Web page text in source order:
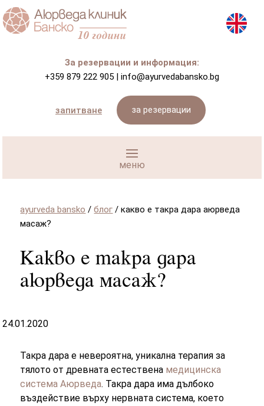
За резервации и информация:
+359 879 222 905 | info@ayurvedabansko.bg
запитване за резервации
ayurveda bansko /блог /какво е такра дара аюрведа
масаж?
Какво е такра дара
аюрведа масаж?
24.01.2020
Такра дара е невероятна, уникална терапия за
тялото от древната естествена медицинска
система Аюрведа. Такра дара има дълбоко
въздействие върху нервната система, което